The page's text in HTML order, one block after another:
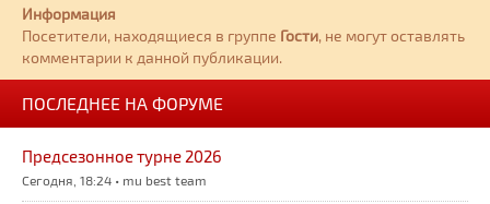
Информация
Посетители, находящиеся в группе Гости, не могут оставлять
комментарии к данной публикации.
ПОСЛЕДНЕЕ НА ФОРУМЕ
Предсезонное турне 2026
Сегодня, 18:24 • mu best team